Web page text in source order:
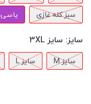
سبز کله غازی
یاسی
سایز: سایز 3XL
سایز M سایز L